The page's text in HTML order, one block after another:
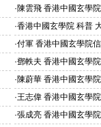
·陳雲飛 香港中國玄學
·香港中國玄學院 科普
·付軍 香港中國玄學院
·鄧軼夫 香港中國玄學
·陳蔚華 香港中國玄學
·王志偉 香港中國玄學
·張成亮 香港中國玄學